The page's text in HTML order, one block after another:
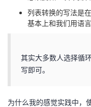
列表转换的写法是
基本上和我们用语
其实大多数人选择循
写即可。
为什么我的感觉实践中，